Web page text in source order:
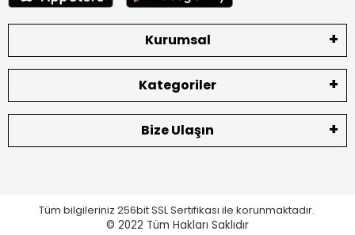
Kurumsal
Kategoriler
Bize Ulaşın
Tüm bilgileriniz 256bit SSL Sertifikası ile korunmaktadır.
© 2022 Tüm Hakları Saklıdır